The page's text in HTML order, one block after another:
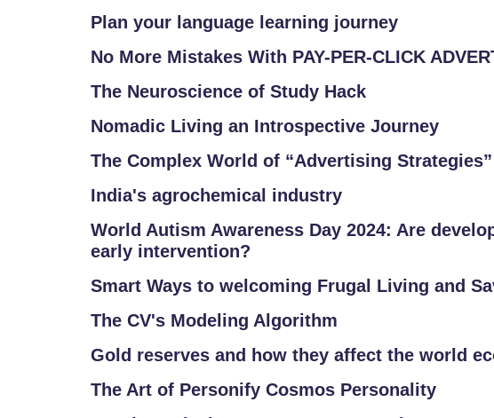
Plan your language learning journey
No More Mistakes With PAY-PER-CLICK
The Neuroscience of Study Hack
Nomadic Living an Introspective Journey
The Complex World of “Advertising Strategies”
India's agrochemical industry
World Autism Awareness Day 2024: Are
early intervention?
Smart Ways to welcoming Frugal Living and
The CV's Modeling Algorithm
Gold reserves and how they affect the world
The Art of Personify Cosmos Personality